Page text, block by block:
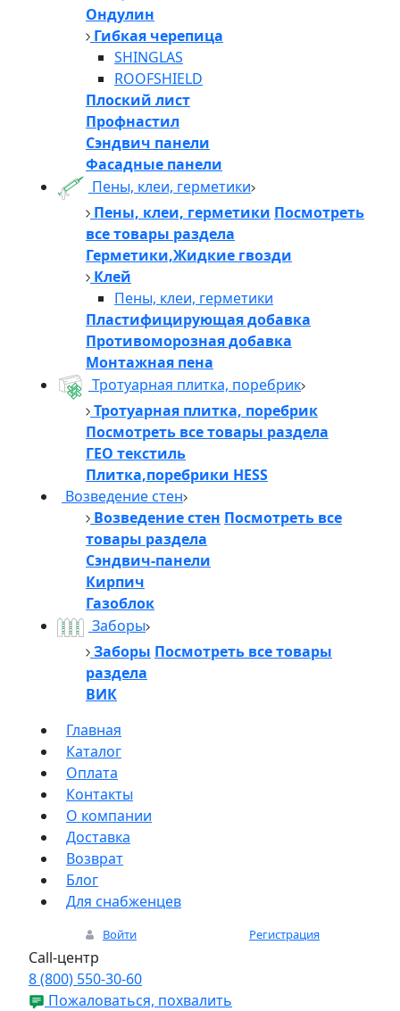
Ондулин
Гибкая черепица
SHINGLAS
ROOFSHIELD
Плоский лист
Профнастил
Сэндвич панели
Фасадные панели
Пены, клеи, герметики
Пены, клеи, герметики Посмотреть
все товары раздела
Герметики,Жидкие гвозди
Клей
Пены, клеи, герметики
Пластифицирующая добавка
Противоморозная добавка
Монтажная пена
Тротуарная плитка, поребрик
Тротуарная плитка, поребрик
Посмотреть все товары раздела
ГЕО текстиль
Плитка,поребрики HESS
Возведение стен
Возведение стен Посмотреть все
товары раздела
Сэндвич-панели
Кирпич
Газоблок
Заборы
Заборы Посмотреть все товары
раздела
ВИК
Главная
Каталог
Оплата
Контакты
О компании
Доставка
Возврат
Блог
Для снабженцев
Войти Регистрация
Call-центр
8 (800) 550-30-60
Пожаловаться, похвалить